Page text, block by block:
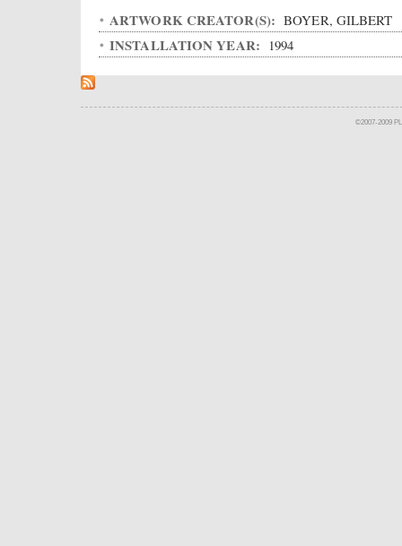
ARTWORK CREATOR(S): BOYER, GILBERT
INSTALLATION YEAR: 1994
©2007-2009